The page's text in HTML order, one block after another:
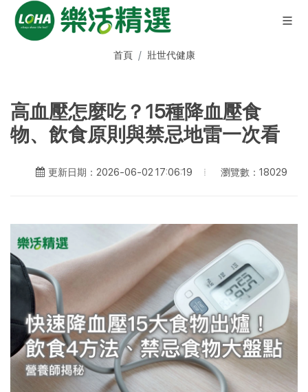
首頁 壯世代健康
高血壓怎麼吃？15種降血壓食
物、飲食原則與禁忌地雷一次看
更新日期：2026-06-02 17:06:19 瀏覽數：18029